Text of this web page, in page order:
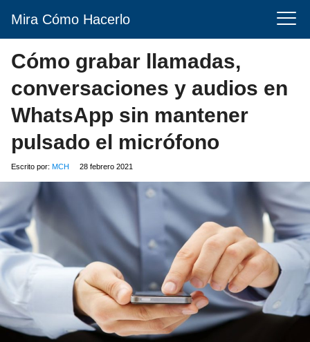
Mira Cómo Hacerlo
Cómo grabar llamadas,
conversaciones y audios en
WhatsApp sin mantener
pulsado el micrófono
Escrito por: MCH 28 febrero 2021